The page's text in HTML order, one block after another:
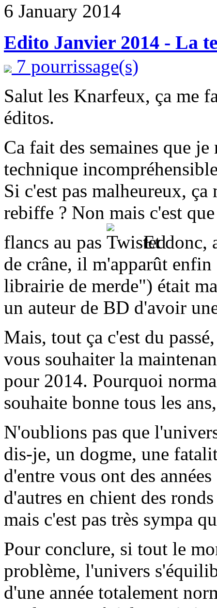
6 January 2014
Edito Janvier 2014 - La
7 pourrissage(s)
Salut les Knarfeux, ça me
éditos.
Ca fait des semaines que
technique
Si c'est pas malheureux,
rebiffe ? Non mais c'est
flancs au pas
Et donc,
de crâne, il m'apparût
librairie de merde") était
un auteur de BD d'avoir
Mais, tout ça c'est du
vous souhaiter la
pour 2014. Pourquoi
souhaite bonne tous les
N'oublions pas que
dis-je, un dogme, une
d'entre vous ont des
d'autres en chient des
mais c'est pas très sympa
Pour conclure, si tout le
problème, l'univers
d'une année totalement